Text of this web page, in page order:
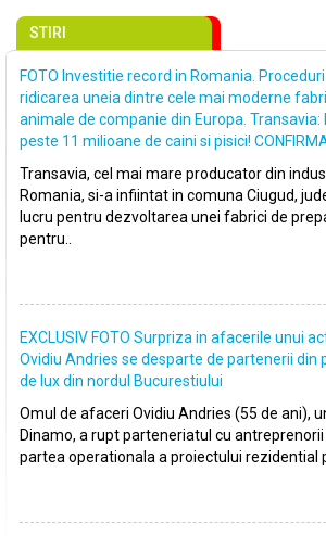
STIRI
FOTO Investitie record in Romania.
ridicarea uneia dintre cele mai moderne
animale de companie din Europa. Transavia:
peste 11 milioane de caini si pisici!
Transavia, cel mai mare producator din
Romania, si-a infiintat in comuna Ciugud,
lucru pentru dezvoltarea unei fabrici de
pentru..
EXCLUSIV FOTO Surpriza in afacerile unui
Ovidiu Andries se desparte de partenerii din
de lux din nordul Bucurestiului
Omul de afaceri Ovidiu Andries (55 de ani),
Dinamo, a rupt parteneriatul cu
partea operationala a proiectului rezidential